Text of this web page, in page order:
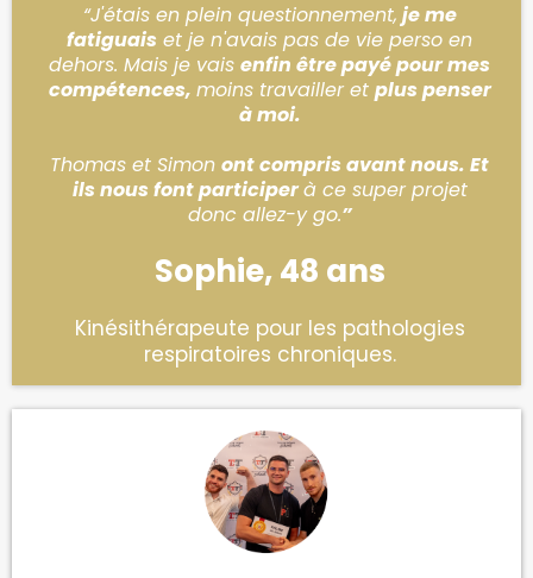
“J'étais en plein questionnement, je me
fatiguais et je n'avais pas de vie perso en
dehors. Mais je vais enfin être payé pour mes
compétences, moins travailler et plus penser
à moi.
Thomas et Simon ont compris avant nous. Et
ils nous font participerà ce super projet
donc allez-y go.”
Sophie, 48 ans
Kinésithérapeute pour les pathologies
respiratoires chroniques.